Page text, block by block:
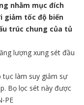
nhằm mục đích
giảm tốc độ biến
trúc chung của tủ
lượng xung sét đầu
tục làm suy giảm sự
Bọ lọc sét này được
PE